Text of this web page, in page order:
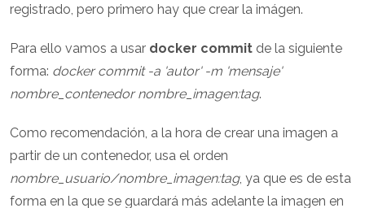
registrado, pero primero hay que crear la imágen.
Para ello vamos a usar docker commit de la siguiente
forma: docker commit -a 'autor' -m 'mensaje'
nombre_contenedor nombre_imagen:tag.
Como recomendación, a la hora de crear una imagen a
partir de un contenedor, usa el orden
nombre_usuario/nombre_imagen:tag, ya que es de esta
forma en la que se guardará más adelante la imagen en